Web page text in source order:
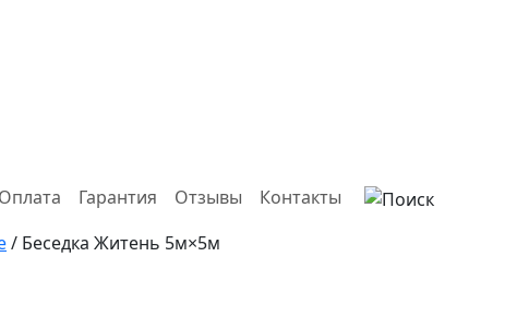
Оплата Гарантия Отзывы
Контакты
/ Беседка Житень 5м×5м